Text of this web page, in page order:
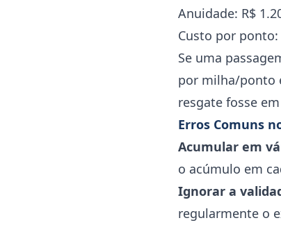
Anuidade: R$
Custo por ponto:
Se uma
por milha/ponto
resgate fosse
Erros Comuns
Acumular em
o acúmulo em
Ignorar a
regularmente o